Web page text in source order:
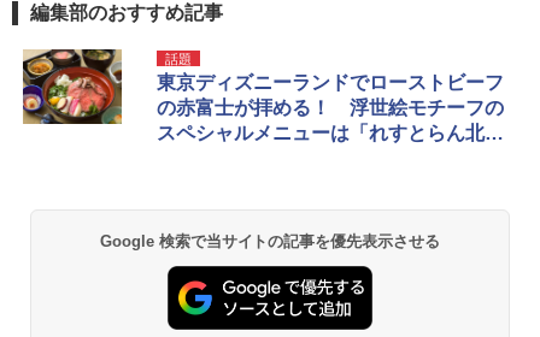
D40 地球の歩き方 チェンマイ タイ北部の魅
力的な町 2026～2027 地球の歩き方D アジア
￥2,079
￥2,479
[キャンパーズコレクション 山善] ポップアッ
プテント 傘みたいに広げて畳める パッとサ
ッとサンシェード キューブ フルクローズ メ
ッシュ 簡単設置 ワンタッチテント キャンプ
&ハイキング カーキ PATC-150(KH)
PYKES PEAK (パイクスピーク) 着替えテン
ト プライバシー テント 【中が透けない】 1
人用 折りたたみ 防災グッズ 災害用トイレ ビ
ーチ ピクニック ポップアップテント 携帯 簡
易 トイレテント (オリーブ)
GRANDOOR ステンレス保冷剤 2個セット 2
026リニューアル 急速冷凍 空間倍増 衛生的
コンパクト 保冷力長持ち
￥2,980
ポインターライト 強力 小型 緑色/赤色/青紫色
可能 安全ロック付き 高安全性 金属製耐久 コ
ンパクト多機能設計 持ち運び便利 アウトド
ア/オフィス/教育現場/展示会用 緑
￥1,180
編集部のおすすめ記事
話題
東京ディズニーランドでローストビーフ
の赤富士が拝める！ 浮世絵モチーフの
スペシャルメニューは「れすとらん北
Google 検索で当サイトの記事を優先表示させる